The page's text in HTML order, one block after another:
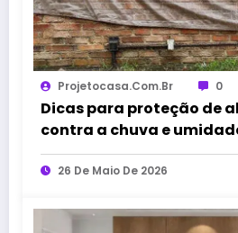
Projetocasa.com.br 0
Dicas para proteção de
contra a chuva e
26 De Maio De 2026